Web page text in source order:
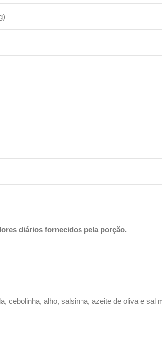
diários fornecidos pela porção.
cebolinha, alho, salsinha, azeite de oliva e sal